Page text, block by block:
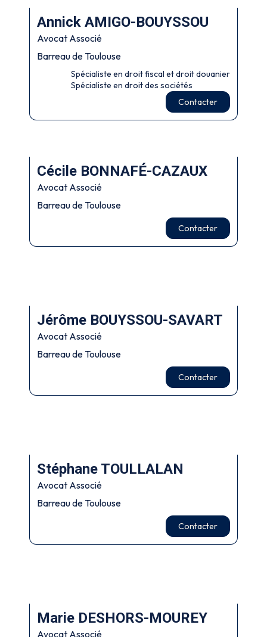
Annick AMIGO-BOUYSSOU
Avocat Associé
Barreau de Toulouse
Spécialiste en droit fiscal et droit douanier
Spécialiste en droit des sociétés
Contacter
Cécile BONNAFÉ-CAZAUX
Avocat Associé
Barreau de Toulouse
Contacter
Jérôme BOUYSSOU-SAVART
Avocat Associé
Barreau de Toulouse
Contacter
Stéphane TOULLALAN
Avocat Associé
Barreau de Toulouse
Contacter
Marie DESHORS-MOUREY
Avocat Associé